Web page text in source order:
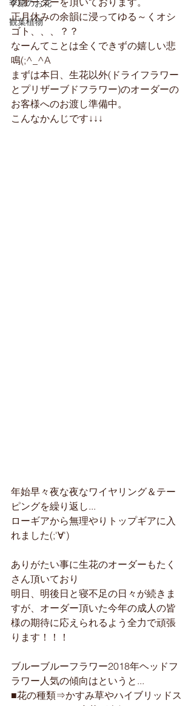
季節のお花
観葉植物
正月休みの余韻に浸ってゆる～くオシ
ゴト、、、？？
なーんてことは全くできずの嬉しい悲
鳴(;^_^A
まずは本日、生花以外(ドライフラワー
とプリザーブドフラワー)のオーダーの
お客様へのお渡し準備中。
こんなかんじです↓↓↓
年始早々夜な夜なワイヤリング＆テー
ピングを繰り返し...
ローギアから無理やりトップギアに入
れました(;'∀')
ありがたい事に生花のオーダーもたく
さん頂いており
明日、明後日と寝不足の日々が続きま
すが、オーダー頂いた今年の成人の皆
様の期待に応えられるよう全力で頑張
ります！！！
ブルーブルーフラワー2018年ヘッドフ
ラワー人気の傾向はというと...
■花の種類⇒かすみ草やハイブリッドス